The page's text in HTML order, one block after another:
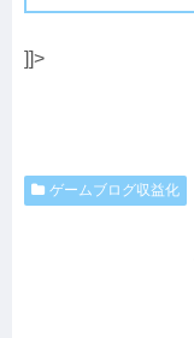
]]>
ゲームブログ収益化